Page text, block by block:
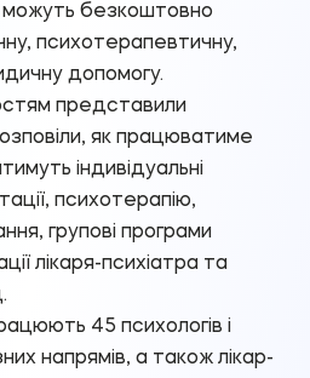
можуть безкоштовно
психотерапевтичну,
допомогу.
представили
як працюватиме
індивідуальні
психотерапію,
групові програми
лікаря-психіатра та
45 психологів і
напрямів, а також лікар-